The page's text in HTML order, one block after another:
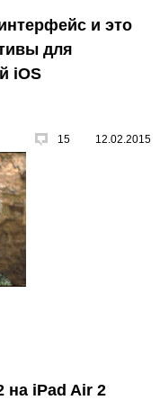
и это
для
iOS
15 12.02.2015
на iPad Air 2